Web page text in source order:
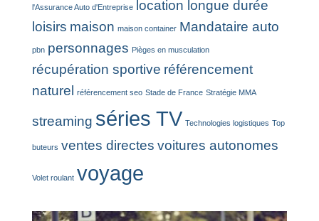
l'Assurance Auto d'Entreprise
location longue durée
loisirs maison maison container Mandataire auto
pbn personnages Pièges en musculation
récupération sportive référencement
naturel
référencement seo Stade de France Stratégie MMA
streaming séries TV Technologies logistiques Top
buteurs ventes directes voitures autonomes
Volet roulant voyage